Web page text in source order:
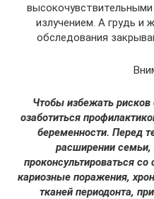
излучением. А грудь и
обследования
Чтобы избежать рисков
озаботиться
беременности. Перед
расширении
проконсультироваться
кариозные поражения,
тканей периодонта,